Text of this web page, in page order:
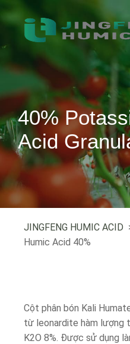
40%
Acid
JINGFENG HUMIC ACID
Humic Acid 40%
Cột phân bón Kali
từ leonardite hàm lượng
K2O 8%. Được sử dụng